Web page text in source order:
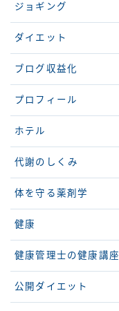
ジョギング
ダイエット
ブログ収益化
プロフィール
ホテル
代謝のしくみ
体を守る薬剤学
健康
健康管理士の健康講座
公開ダイエット